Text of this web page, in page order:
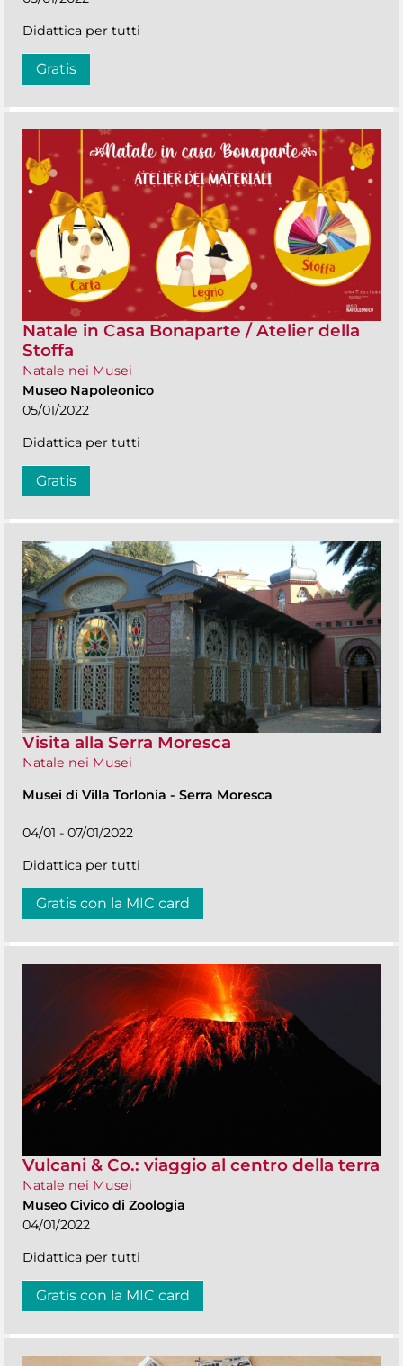
Didattica per tutti
Gratis
Natale in Casa Bonaparte / Atelier della
Stoffa
Natale nei Musei
Museo Napoleonico
05/01/2022
Didattica per tutti
Gratis
Visita alla Serra Moresca
Natale nei Musei
Musei di Villa Torlonia - Serra Moresca
04/01 - 07/01/2022
Didattica per tutti
Gratis con la MIC card
Vulcani & Co.: viaggio al centro della terra
Natale nei Musei
Museo Civico di Zoologia
04/01/2022
Didattica per tutti
Gratis con la MIC card